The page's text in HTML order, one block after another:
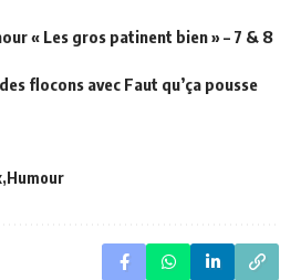
« Les gros patinent bien » – 7 & 8
flocons avec Faut qu’ça pousse
Humour